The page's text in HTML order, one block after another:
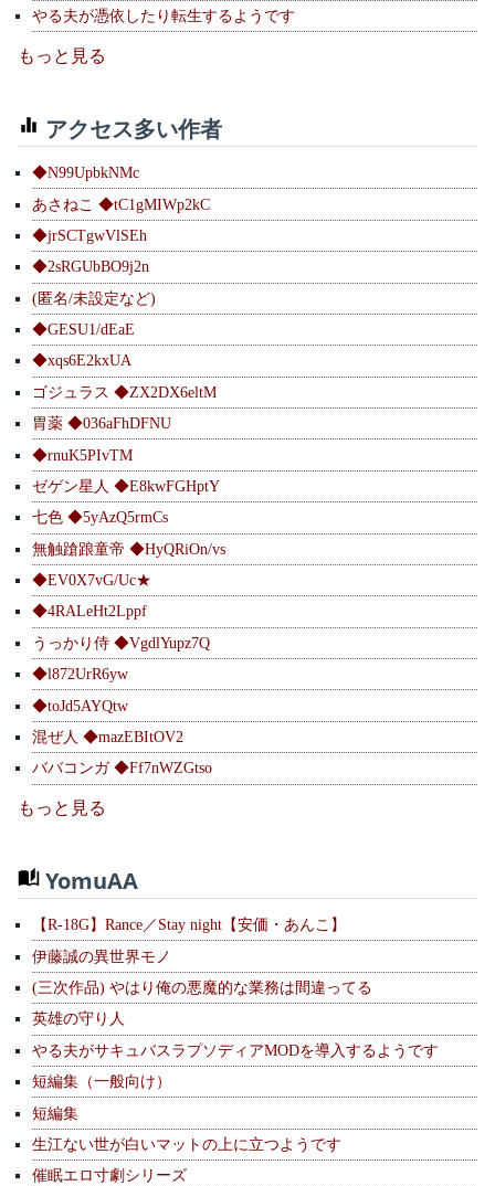
やる夫が憑依したり転生するようです
もっと見る
アクセス多い作者
◆N99UpbkNMc
あさねこ ◆tC1gMIWp2kC
◆jrSCTgwVlSEh
◆2sRGUbBO9j2n
(匿名/未設定など)
◆GESU1/dEaE
◆xqs6E2kxUA
ゴジュラス ◆ZX2DX6eltM
胃薬 ◆036aFhDFNU
◆rnuK5PIvTM
ゼゲン星人 ◆E8kwFGHptY
七色 ◆5yAzQ5rmCs
無触蹌踉童帝 ◆HyQRiOn/vs
◆EV0X7vG/Uc★
◆4RALeHt2Lppf
うっかり侍 ◆VgdlYupz7Q
◆l872UrR6yw
◆toJd5AYQtw
混ぜ人 ◆mazEBItOV2
ババコンガ ◆Ff7nWZGtso
もっと見る
YomuAA
【R-18G】Rance／Stay night【安価・あんこ】
伊藤誠の異世界モノ
(三次作品) やはり俺の悪魔的な業務は間違ってる
英雄の守り人
やる夫がサキュバスラプソディアMODを導入するようです
短編集（一般向け）
短編集
生江ない世が白いマットの上に立つようです
催眠エロ寸劇シリーズ